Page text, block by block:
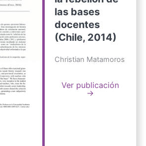
las bases
docentes
(Chile, 2014)
Christian Matamoros
Ver publicación
→